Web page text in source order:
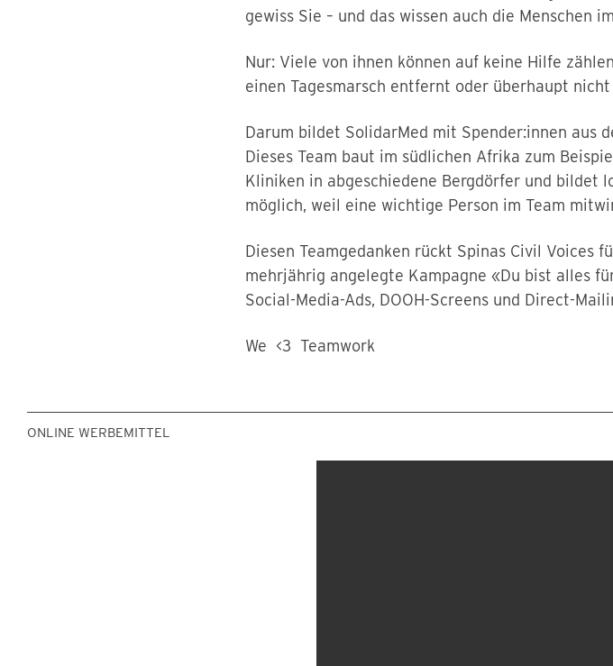
gewiss Sie – und das wissen auch die Menschen
Nur: Viele von ihnen können auf keine Hilfe
einen Tagesmarsch entfernt oder überhaupt
Darum bildet SolidarMed mit Spender:innen aus
Dieses Team baut im südlichen Afrika zum
Kliniken in abgeschiedene Bergdörfer und bildet
möglich, weil eine wichtige Person im Team
Diesen Teamgedanken rückt Spinas Civil Voices
mehrjährig angelegte Kampagne «Du bist alles
Social-Media-Ads, DOOH-Screens und Direct-
We <3 Teamwork
ONLINE WERBEMITTEL